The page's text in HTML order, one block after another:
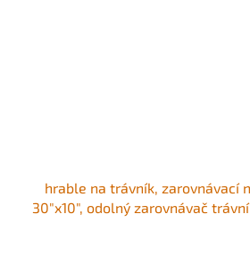
hrable na trávník, zarovnávací
30"x10", odolný zarovnávač
zahradu, golfový trávník,